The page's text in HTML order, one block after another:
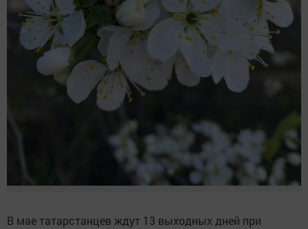
В мае татарстанцев ждут 13 выходных дней при